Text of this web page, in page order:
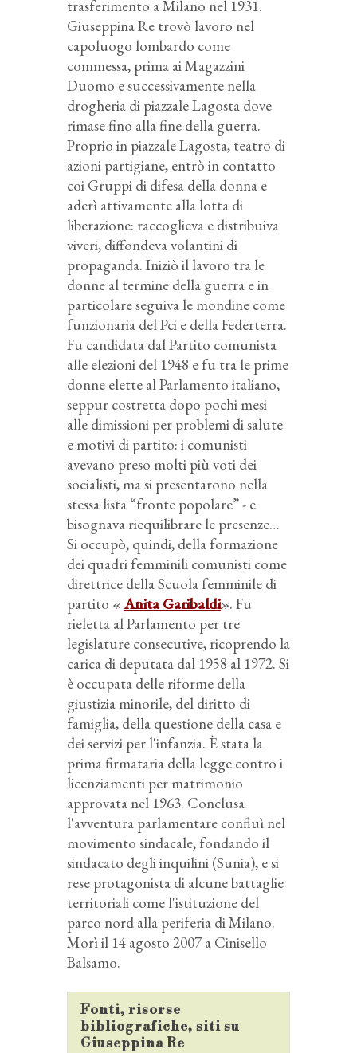
trasferimento a Milano nel 1931.
Giuseppina Re trovò lavoro nel
capoluogo lombardo come
commessa, prima ai Magazzini
Duomo e successivamente nella
drogheria di piazzale Lagosta dove
rimase fino alla fine della guerra.
Proprio in piazzale Lagosta, teatro di
azioni partigiane, entrò in contatto
coi Gruppi di difesa della donna e
aderì attivamente alla lotta di
liberazione: raccoglieva e distribuiva
viveri, diffondeva volantini di
propaganda. Iniziò il lavoro tra le
donne al termine della guerra e in
particolare seguiva le mondine come
funzionaria del Pci e della Federterra.
Fu candidata dal Partito comunista
alle elezioni del 1948 e fu tra le prime
donne elette al Parlamento italiano,
seppur costretta dopo pochi mesi
alle dimissioni per problemi di salute
e motivi di partito: i comunisti
avevano preso molti più voti dei
socialisti, ma si presentarono nella
stessa lista “fronte popolare” - e
bisognava riequilibrare le presenze…
Si occupò, quindi, della formazione
dei quadri femminili comunisti come
direttrice della Scuola femminile di
partito « Anita Garibaldi». Fu
rieletta al Parlamento per tre
legislature consecutive, ricoprendo la
carica di deputata dal 1958 al 1972. Si
è occupata delle riforme della
giustizia minorile, del diritto di
famiglia, della questione della casa e
dei servizi per l'infanzia. È stata la
prima firmataria della legge contro i
licenziamenti per matrimonio
approvata nel 1963. Conclusa
l'avventura parlamentare confluì nel
movimento sindacale, fondando il
sindacato degli inquilini (Sunia), e si
rese protagonista di alcune battaglie
territoriali come l'istituzione del
parco nord alla periferia di Milano.
Morì il 14 agosto 2007 a Cinisello
Balsamo.
Fonti, risorse
bibliografiche, siti su
Giuseppina Re